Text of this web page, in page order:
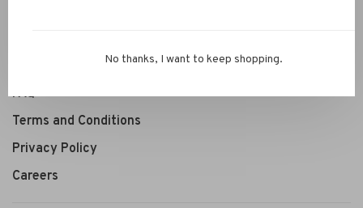
Personal Styling / Private Shopping
FAQ
Terms and Conditions
Privacy Policy
Careers
No thanks, I want to keep shopping.